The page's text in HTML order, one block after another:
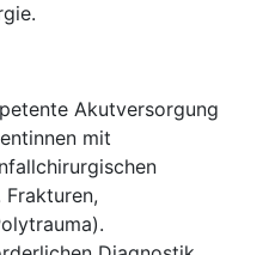
Akutversorgung
mit
Frakturen,